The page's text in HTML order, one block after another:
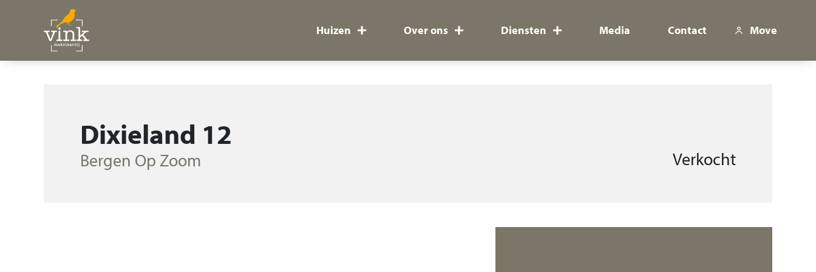
Huizen Over ons Diensten Media Contact Move
Dixieland 12
Bergen Op Zoom Verkocht